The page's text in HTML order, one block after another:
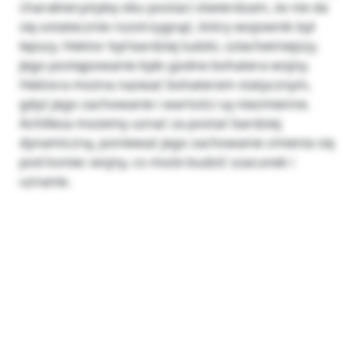
charakterystykę obu postaci stwierdzam, że nie da
się ostatecznie rozstrzygnąć, który wojownik był
lepszy. Hektor był bardziej ludzki, szlachetniejszy.
Jego postępowanie było godne bohatera wojny.
Hektora można nazwać bohaterem statycznym,
gdyż jego zachowanie i wartości są niezmienne.
Achillesa możemy uznać za postać bardziej
dynamiczną, ponieważ jego zachowanie zmienia się
pod koniec wojny, co może budzić szacunek i
uznanie.